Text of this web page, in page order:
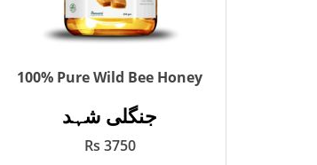
100% Pure Wild Bee Honey
جنگلی شہد
Rs 3750